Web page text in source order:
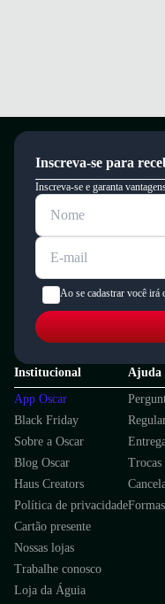
Inscreva-se para
Inscreva-se e garanta
Ao se cadastrar você irá
Institucional
App Oscar
Black Friday
Sobre a Oscar
Blog Oscar
Haus Creators
Política de privacidade
Cartão presente
Nossas lojas
Trabalhe conosco
Loja da Águia
Ajuda
Trocas